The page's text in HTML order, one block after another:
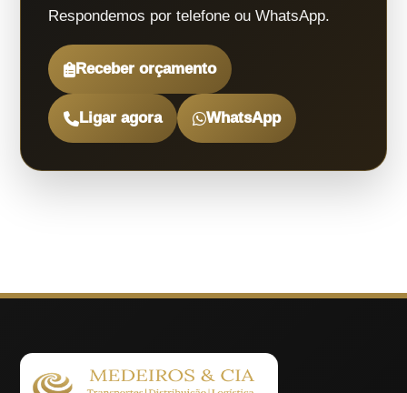
Respondemos por telefone ou WhatsApp.
Receber orçamento
Ligar agora WhatsApp